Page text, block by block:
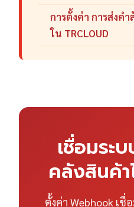
การตั้งค่า การส่งค
ใน TRCLOUD
เชื่อมร
คลังสินค้
ตั้งค่า Webhook เชื่